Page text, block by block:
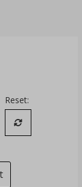
literami
i margines
Reset:
Przywróć